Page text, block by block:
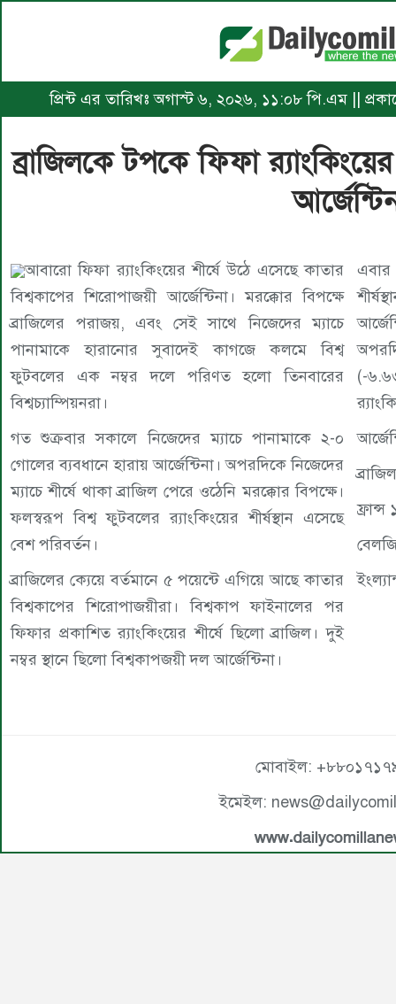
প্রিন্ট এর তারিখঃ অগাস্ট ৬, ২০২৬, ১১:০৮ পি.এম ||
ব্রাজিলকে টপকে ফিফা
আবারো ফিফা র‍্যাংকিংয়ের শীর্ষে উঠে এসেছে কাতার
বিশ্বকাপের শিরোপাজয়ী আর্জেন্টিনা। মরক্কোর বিপক্ষে
ব্রাজিলের পরাজয়, এবং সেই সাথে নিজেদের ম্যাচে
পানামাকে হারানোর সুবাদেই কাগজে কলমে বিশ্ব
ফুটবলের এক নম্বর দলে পরিণত হলো তিনবারের
বিশ্বচ্যাম্পিয়নরা।
গত শুক্রবার সকালে নিজেদের ম্যাচে পানামাকে ২-০
গোলের ব্যবধানে হারায় আর্জেন্টিনা। অপরদিকে নিজেদের
ম্যাচে শীর্ষে থাকা ব্রাজিল পেরে ওঠেনি মরক্কোর বিপক্ষে।
ফলস্বরূপ বিশ্ব ফুটবলের র‍্যাংকিংয়ের শীর্ষস্থান এসেছে
বেশ পরিবর্তন।
ব্রাজিলের ক্যেয়ে বর্তমানে ৫ পয়েন্টে এগিয়ে আছে কাতার
বিশ্বকাপের শিরোপাজয়ীরা। বিশ্বকাপ ফাইনালের পর
ফিফার প্রকাশিত র‍্যাংকিংয়ের শীর্ষে ছিলো ব্রাজিল। দুই
নম্বর স্থানে ছিলো বিশ্বকাপজয়ী দল আর্জেন্টিনা।
(-
মোবাইল:
ইমেইল: